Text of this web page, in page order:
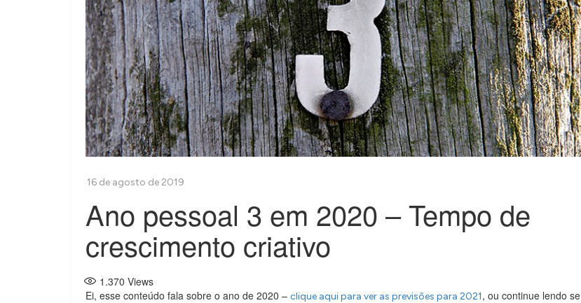
Ano pessoal 3 em 2020 – Tempo de
crescimento criativo
1.370 Views
Ei, esse conteúdo fala sobre o ano de 2020 – clique aqui para ver as previsões para 2021, ou continue lendo se